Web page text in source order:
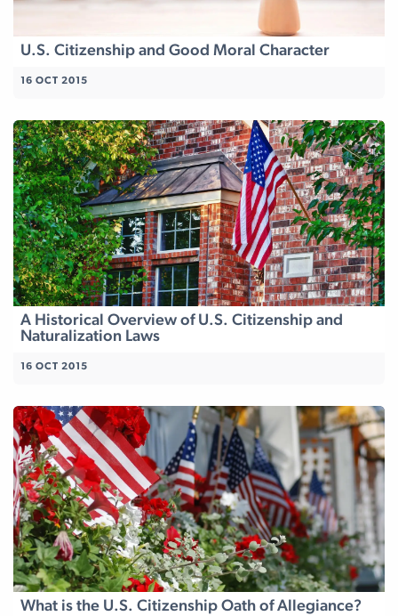
U.S. Citizenship and Good Moral Character
16 OCT 2015
A Historical Overview of U.S. Citizenship and
Naturalization Laws
16 OCT 2015
What is the U.S. Citizenship Oath of Allegiance?